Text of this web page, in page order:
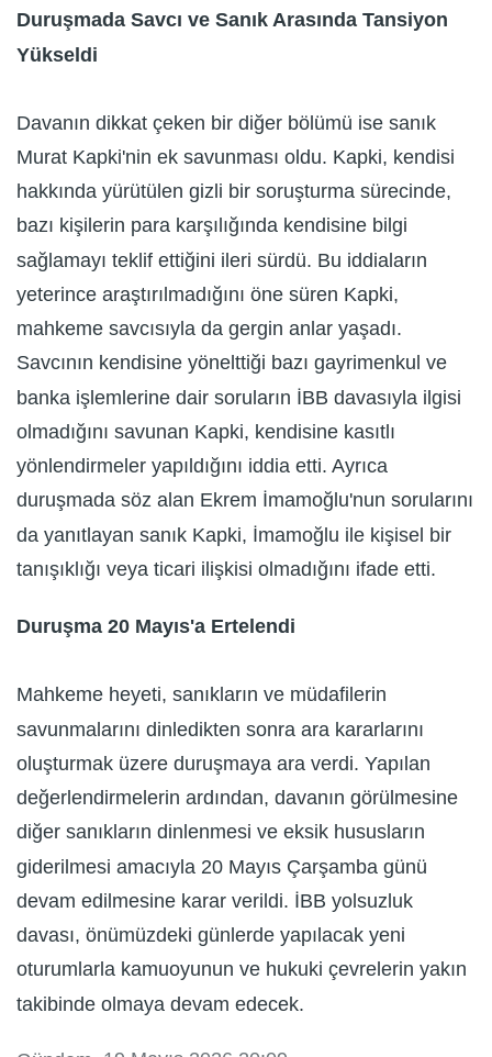
Duruşmada Savcı ve Sanık Arasında Tansiyon
Yükseldi
Davanın dikkat çeken bir diğer bölümü ise sanık
Murat Kapki'nin ek savunması oldu. Kapki, kendisi
hakkında yürütülen gizli bir soruşturma sürecinde,
bazı kişilerin para karşılığında kendisine bilgi
sağlamayı teklif ettiğini ileri sürdü. Bu iddiaların
yeterince araştırılmadığını öne süren Kapki,
mahkeme savcısıyla da gergin anlar yaşadı.
Savcının kendisine yönelttiği bazı gayrimenkul ve
banka işlemlerine dair soruların İBB davasıyla ilgisi
olmadığını savunan Kapki, kendisine kasıtlı
yönlendirmeler yapıldığını iddia etti. Ayrıca
duruşmada söz alan Ekrem İmamoğlu'nun sorularını
da yanıtlayan sanık Kapki, İmamoğlu ile kişisel bir
tanışıklığı veya ticari ilişkisi olmadığını ifade etti.
Duruşma 20 Mayıs'a Ertelendi
Mahkeme heyeti, sanıkların ve müdafilerin
savunmalarını dinledikten sonra ara kararlarını
oluşturmak üzere duruşmaya ara verdi. Yapılan
değerlendirmelerin ardından, davanın görülmesine
diğer sanıkların dinlenmesi ve eksik hususların
giderilmesi amacıyla 20 Mayıs Çarşamba günü
devam edilmesine karar verildi. İBB yolsuzluk
davası, önümüzdeki günlerde yapılacak yeni
oturumlarla kamuoyunun ve hukuki çevrelerin yakın
takibinde olmaya devam edecek.